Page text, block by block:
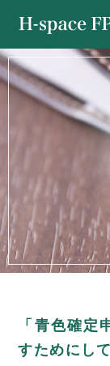
「青色確定
すためにし